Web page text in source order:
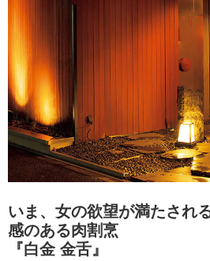
いま、女の欲望が満たされ
感のある肉割烹
『白金 金舌』